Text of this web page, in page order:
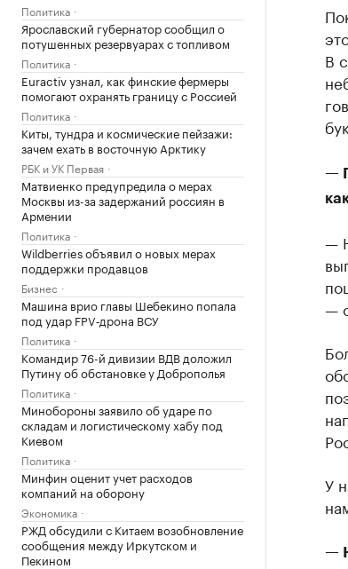
Политика
Ярославский губернатор сообщил о
потушенных резервуарах с топливом
Политика
Euractiv узнал, как финские фермеры
помогают охранять границу с Россией
Политика
Киты, тундра и космические пейзажи:
зачем ехать в восточную Арктику
РБК и УК Первая
Матвиенко предупредила о мерах
Москвы из-за задержаний россиян в
Армении
Политика
Wildberries объявил о новых мерах
поддержки продавцов
Бизнес
Машина врио главы Шебекино попала
под удар FPV‑дрона ВСУ
Политика
Командир 76-й дивизии ВДВ доложил
Путину об обстановке у Доброполья
Политика
Минобороны заявило об ударе по
складам и логистическому хабу под
Киевом
Политика
Минфин оценит учет расходов
компаний на оборону
Экономика
РЖД обсудили с Китаем возобновление
сообщения между Иркутском и
Пекином
В
—
—
—
У
—